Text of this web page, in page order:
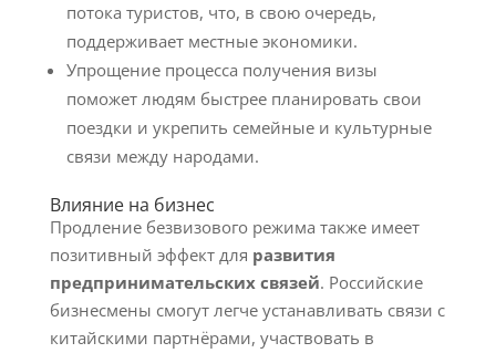
потока туристов, что, в свою очередь,
поддерживает местные экономики.
Упрощение процесса получения визы
поможет людям быстрее планировать свои
поездки и укрепить семейные и культурные
связи между народами.
Влияние на бизнес
Продление безвизового режима также имеет
позитивный эффект для развития
предпринимательских связей. Российские
бизнесмены смогут легче устанавливать связи с
китайскими партнёрами, участвовать в